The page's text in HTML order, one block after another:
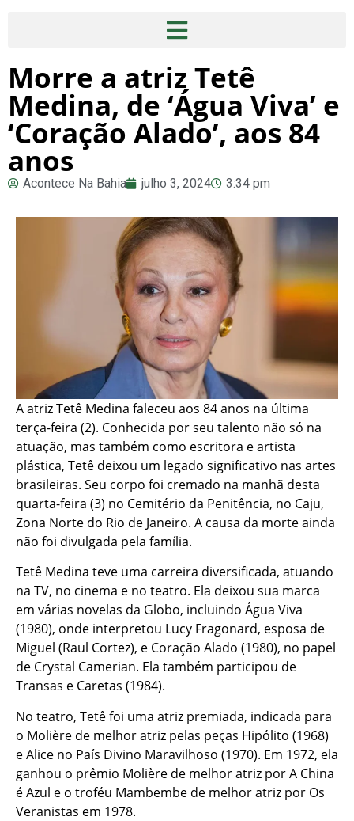
Morre a atriz Tetê
Medina, de ‘Água Viva’ e
‘Coração Alado’, aos 84
anos
Acontece Na Bahia julho 3, 2024 3:34 pm
A atriz Tetê Medina faleceu aos 84 anos na última
terça-feira (2). Conhecida por seu talento não só na
atuação, mas também como escritora e artista
plástica, Tetê deixou um legado significativo nas artes
brasileiras. Seu corpo foi cremado na manhã desta
quarta-feira (3) no Cemitério da Penitência, no Caju,
Zona Norte do Rio de Janeiro. A causa da morte ainda
não foi divulgada pela família.
Tetê Medina teve uma carreira diversificada, atuando
na TV, no cinema e no teatro. Ela deixou sua marca
em várias novelas da Globo, incluindo Água Viva
(1980), onde interpretou Lucy Fragonard, esposa de
Miguel (Raul Cortez), e Coração Alado (1980), no papel
de Crystal Camerian. Ela também participou de
Transas e Caretas (1984).
No teatro, Tetê foi uma atriz premiada, indicada para
o Molière de melhor atriz pelas peças Hipólito (1968)
e Alice no País Divino Maravilhoso (1970). Em 1972, ela
ganhou o prêmio Molière de melhor atriz por A China
é Azul e o troféu Mambembe de melhor atriz por Os
Veranistas em 1978.